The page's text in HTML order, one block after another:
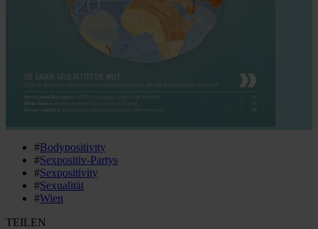
#Bodypositivity
#Sexpositiv-Partys
#Sexpositivity
#Sexualität
#Wien
TEILEN